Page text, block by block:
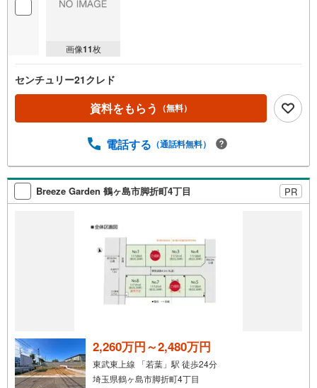
画像11枚
センチュリー21クレド
資料をもらう （無料）
電話する （通話料無料）
Breeze Garden 鶴ヶ島市脚折町4丁目 PR
2,260万円～2,480万円
東武東上線 「若葉」駅 徒歩24分
埼玉県鶴ヶ島市脚折町4丁目